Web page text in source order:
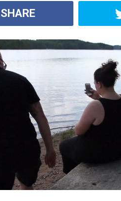
SHARE